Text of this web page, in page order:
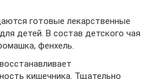
готовые лекарственные
детей. В состав детского чая
фенхель.
кишечника. Тщательно